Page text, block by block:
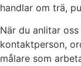
handlar om trä,
När du anlitar
kontaktperson,
målare som